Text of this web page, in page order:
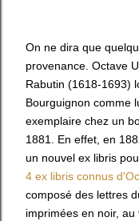
On ne dira que
provenance. Octave
Rabutin (1618-1693)
Bourguignon comme
exemplaire chez un
1881. En effet, en
un nouvel ex libris
4 ex libris connus
composé des lettres
imprimées en noir,